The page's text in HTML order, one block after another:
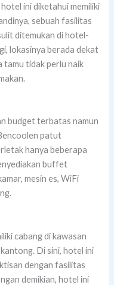
ini diketahui memiliki
sebuah fasilitas
ditemukan di hotel-
lokasinya berada dekat
tamu tidak perlu naik
budget terbatas namun
patut
hanya beberapa
buffet
mesin es, WiFi
cabang di kawasan
Di sini, hotel ini
dengan fasilitas
demikian, hotel ini